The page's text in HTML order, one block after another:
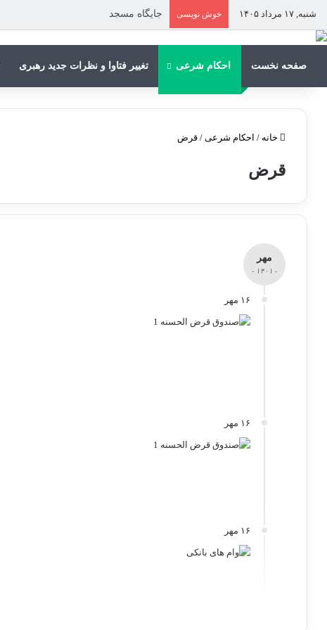
شنبه, ۱۷ مرداد ۱۴۰۵ خوش نویسی جایگاه مسجد
صفحه نخست احکام شرعی تغییر فتاوا و نظرات جدید رهبری
خانه / احکام شرعی / قرض
قرض
مهر
- ۱۴۰۱ -
۱۶ مهر
۱۶ مهر
۱۶ مهر